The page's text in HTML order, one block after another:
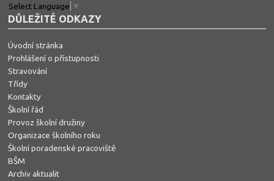
Select Language ▼
DŮLEŽITÉ ODKAZY
Úvodní stránka
Prohlášení o přístupnosti
Stravování
Třídy
Kontakty
Školní řád
Provoz školní družiny
Organizace školního roku
Školní poradenské pracoviště
BŠM
Archiv aktualit